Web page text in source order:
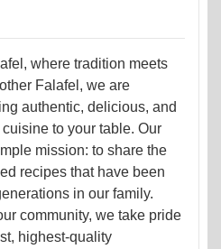
where tradition meets
Falafel, we are
authentic, delicious, and
to your table. Our
mission: to share the
recipes that have been
in our family.
community, we take pride
highest-quality